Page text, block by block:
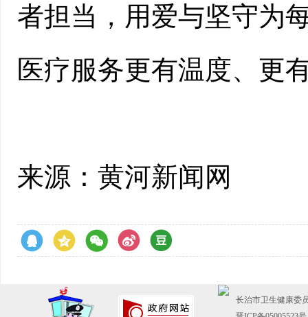
者担当，用爱与坚守为
医疗服务更有温度、更
来源：黄河新闻网
长治市卫生健康委